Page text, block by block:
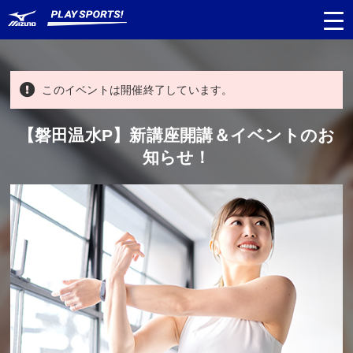
都道府県
日程 から探す
対象年齢 から探す
このイベントは開催終了しています。
【磐田温水P】新講座開講＆イベントのお
知らせ！